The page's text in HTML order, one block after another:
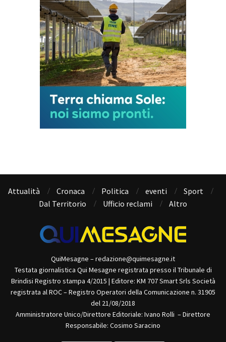
Attualità Cronaca Politica eventi
Sport
Dal Territorio
Ufficio reclami Altro
QuiMesagne – redazione@quimesagne.it
Testata giornalistica Qui Mesagne registrata presso il Tribunale di
Brindisi Registro stampa 4/2015 | Editore: KM 707 Smart Srls Società
registrata al ROC – Registro Operatori della Comunicazione n. 31905
del 21/08/2018
Amministratore Unico/Direttore Editoriale: Ivano Rolli – Direttore
Responsabile: Cosimo Saracino